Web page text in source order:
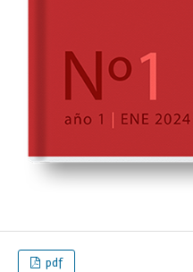
pdf